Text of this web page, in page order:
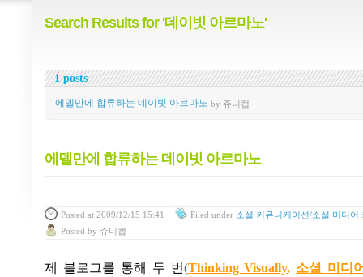
Search Results for '데이빗 아르마노'
1 posts
에델만에 합류하는 데이빗 아르마노 by 쥬니캡
에델만에 합류하는 데이빗 아르마노
Posted at 2009/12/15 15:41 Filed under 소셜 커뮤니케이션/소셜 미디어
Posted by 쥬니캡
제 블로그를 통해 두 번(Thinking Visually, 소셜 미디